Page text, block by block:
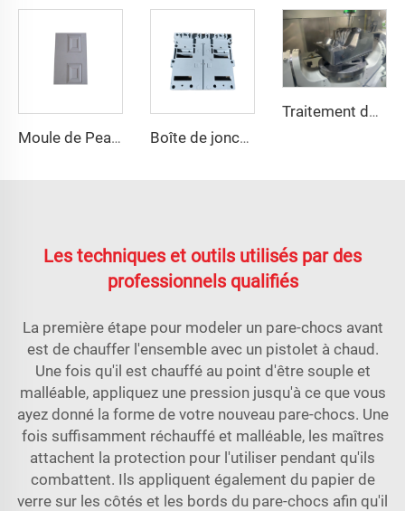
Moule de Peau de Porte TQ Fabricant de Moules Chine Taizhou Moulage par Compression SMC/BMC Boîte de jonction avec couvercle moule en SMC Moule de compression Boîte d'interrupteur Fabrique de moules Huangyan TQ
Traitement de moules
Les techniques et outils utilisés par des
professionnels qualifiés
La première étape pour modeler un pare-chocs avant
est de chauffer l'ensemble avec un pistolet à chaud.
Une fois qu'il est chauffé au point d'être souple et
malléable, appliquez une pression jusqu'à ce que vous
ayez donné la forme de votre nouveau pare-chocs. Une
fois suffisamment réchauffé et malléable, les maîtres
attachent la protection pour l'utiliser pendant qu'ils
combattent. Ils appliquent également du papier de
verre sur les côtés et les bords du pare-chocs afin qu'il